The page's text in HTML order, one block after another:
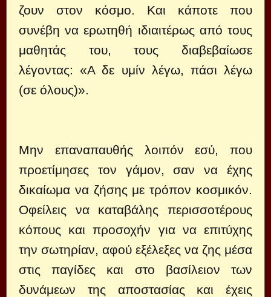
ζουν στον κόσμο. Και κάποτε που
συνέβη να ερωτηθή ιδιαιτέρως από τους
μαθητάς του, τους διαβεβαίωσε
λέγοντας: «Α δε υμίν λέγω, πάσι λέγω
(σε όλους)».
Μην επαναπαυθής λοιπόν εσύ, που
προετίμησες τον γάμον, σαν να έχης
δικαίωμα να ζήσης με τρόπον κοσμικόν.
Οφείλεις να καταβάλης περισσοτέρους
κόπους και προσοχήν για να επιτύχης
την σωτηρίαν, αφού εξέλεξες να ζης μέσα
στις παγίδες και στο βασίλειον των
δυνάμεων της αποστασίας και έχεις